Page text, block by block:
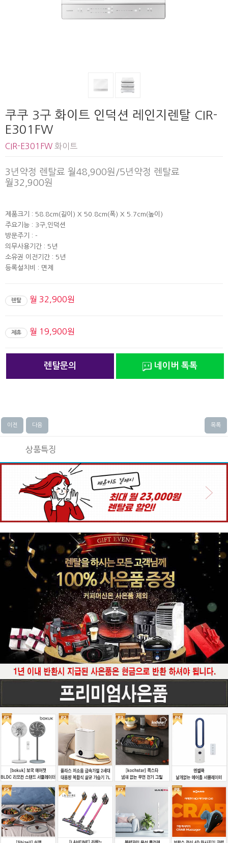
쿠쿠 3구 화이트 인덕션 레인지렌탈 CIR-
E301FW
CIR-E301FW 화이트
3년약정 렌탈료 월48,900원/5년약정 렌탈료
월32,900원
제품크기 : 58.8cm(길이) X 50.8cm(폭) X 5.7cm(높이)
주요기능 : 3구,인덕션
방문주기 : -
의무사용기간 : 5년
소유권 이전기간 : 5년
등록설치비 : 면제
렌탈 월 32,900원
제휴 월 19,900원
렌탈문의 네이버 톡톡
이전 다음 목록
상품특징